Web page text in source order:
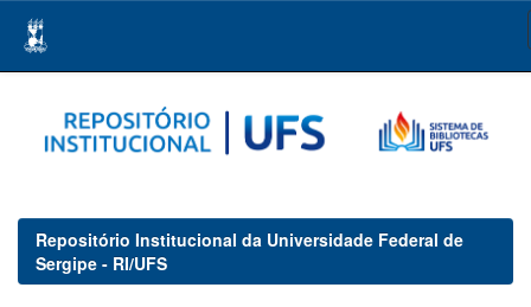
navigation
Repositório Institucional da Universidade Federal de
Sergipe - RI/UFS